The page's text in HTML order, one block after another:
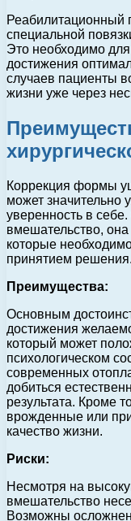
Реабилитационный
специальной
Это необходимо
достижения
случаев пациенты
жизни уже через
Коррекция формы
может значительно
уверенность в
вмешательство,
которые
принятием решения.
Преимущества:
Основным
достижения
который может
психологическом
современных
добиться
результата. Кроме
врожденные или
качество жизни.
Риски:
Несмотря на
вмешательство
Возможны